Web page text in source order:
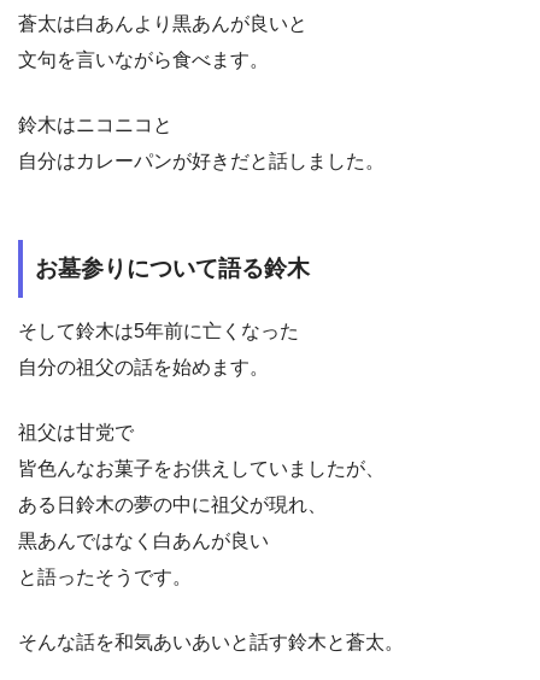
蒼太は白あんより黒あんが良いと
文句を言いながら食べます。
鈴木はニコニコと
自分はカレーパンが好きだと話しました。
お墓参りについて語る鈴木
そして鈴木は5年前に亡くなった
自分の祖父の話を始めます。
祖父は甘党で
皆色んなお菓子をお供えしていましたが、
ある日鈴木の夢の中に祖父が現れ、
黒あんではなく白あんが良い
と語ったそうです。
そんな話を和気あいあいと話す鈴木と蒼太。